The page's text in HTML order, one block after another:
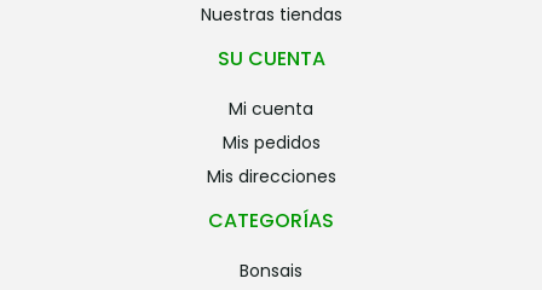
nuestras tiendas
SU CUENTA
mi cuenta
mis pedidos
mis direcciones
CATEGORÍAS
bonsais